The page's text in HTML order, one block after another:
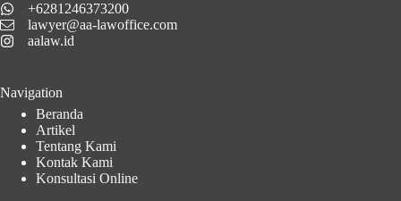
+6281246373200
lawyer@aa-lawoffice.com
aalaw.id
Navigation
Beranda
Artikel
Tentang Kami
Kontak Kami
Konsultasi Online